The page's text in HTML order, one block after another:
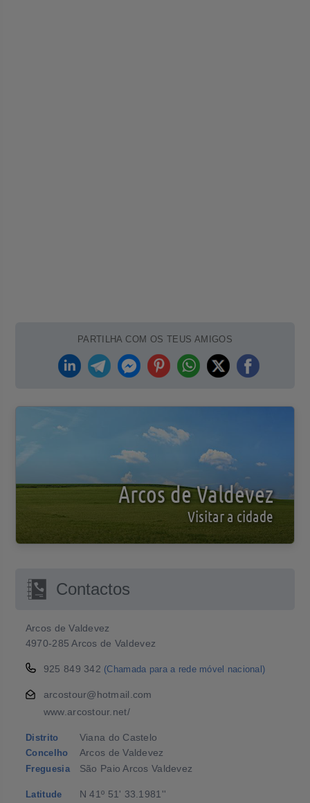
PARTILHA COM OS TEUS AMIGOS
Arcos de Valdevez
Visitar a cidade
Contactos
Arcos de Valdevez
4970-285 Arcos de Valdevez
925 849 342 (Chamada para a rede móvel nacional)
arcostour@hotmail.com
www.arcostour.net/
Distrito Viana do Castelo
Concelho Arcos de Valdevez
Freguesia São Paio Arcos Valdevez
Latitude N 41º 51' 33.1981''